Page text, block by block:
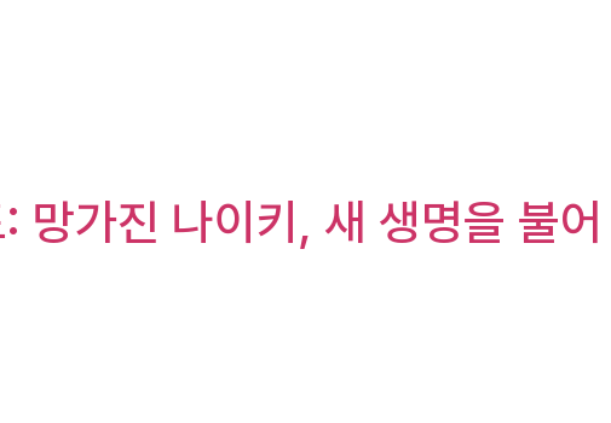
가진 나이키, 새 생명을 불어